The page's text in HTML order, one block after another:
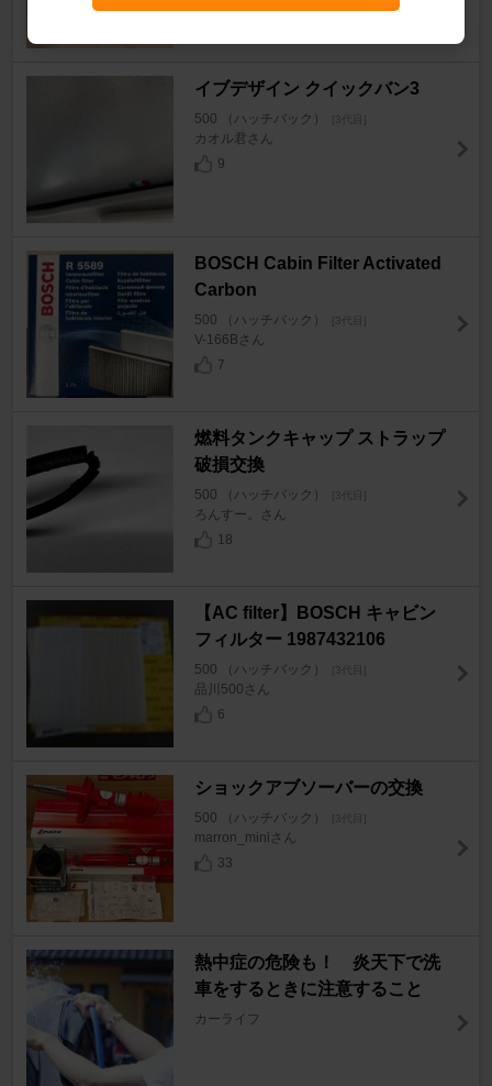
11
イブデザイン クイックバン3
500 （ハッチバック） [3代目]
カオル君さん
9
BOSCH Cabin Filter Activated
Carbon
500 （ハッチバック） [3代目]
V-166Bさん
7
燃料タンクキャップ ストラップ
破損交換
500 （ハッチバック） [3代目]
ろんすー。さん
18
【AC filter】BOSCH キャビン
フィルター 1987432106
500 （ハッチバック） [3代目]
品川500さん
6
ショックアブソーバーの交換
500 （ハッチバック） [3代目]
marron_miniさん
33
熱中症の危険も！ 炎天下で洗
車をするときに注意すること
カーライフ